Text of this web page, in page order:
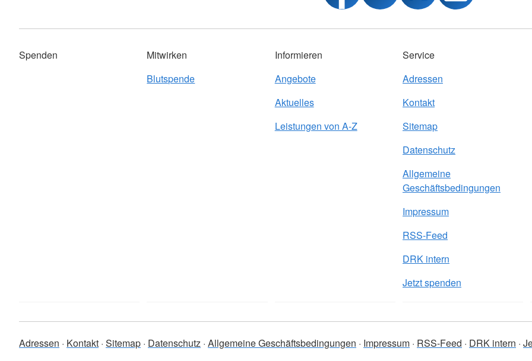
Spenden
Mitwirken
Blutspende
Informieren
Angebote
Aktuelles
Leistungen von A-Z
Service
Adressen
Kontakt
Sitemap
Datenschutz
Allgemeine
Geschäftsbedingungen
Impressum
RSS-Feed
DRK intern
Jetzt spenden
Adressen Kontakt Sitemap Datenschutz Allgemeine Geschäftsbedingungen Impressum RSS-Feed DRK intern